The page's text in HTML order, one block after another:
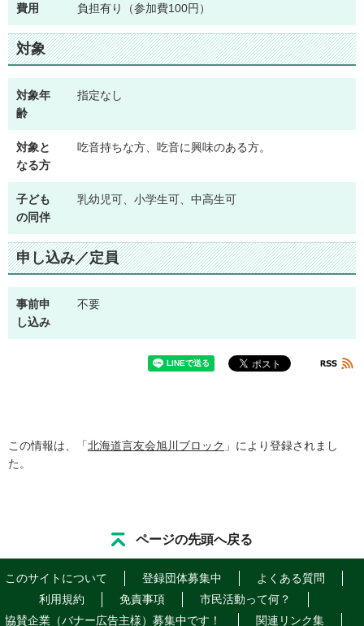
費用 負担有り（参加費100円）
対象
対象年
齢
指定なし
対象と
なる方
吃音持ちな方、吃音に興味のある方。
子ども
の同伴
乳幼児可、小学生可、中高生可
申し込み／定員
事前申
し込み
不要
この情報は、「北海道言友会旭川ブロック 」により登録されまし
た。
ページの先頭へ戻る
このサイトについて 登録団体募集中
よくある質問
利用規約
免責事項
市民活動って何？
協賛企業（バナー広告主様）募集中です！
関連リンク集